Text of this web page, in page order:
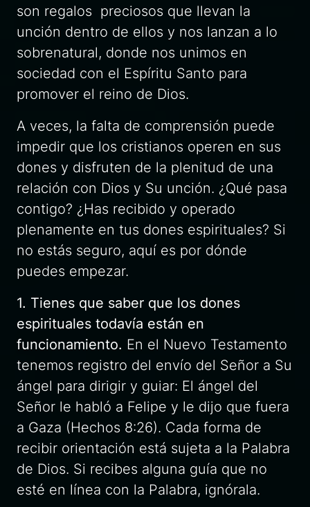
son regalos preciosos que llevan la
unción dentro de ellos y nos lanzan a lo
sobrenatural, donde nos unimos en
sociedad con el Espíritu Santo para
promover el reino de Dios.
A veces, la falta de comprensión puede
impedir que los cristianos operen en sus
dones y disfruten de la plenitud de una
relación con Dios y Su unción. ¿Qué pasa
contigo? ¿Has recibido y operado
plenamente en tus dones espirituales? Si
no estás seguro, aquí es por dónde
puedes empezar.
1. Tienes que saber que los dones
espirituales todavía están en
funcionamiento. En el Nuevo Testamento
tenemos registro del envío del Señor a Su
ángel para dirigir y guiar: El ángel del
Señor le habló a Felipe y le dijo que fuera
a Gaza (Hechos 8:26). Cada forma de
recibir orientación está sujeta a la Palabra
de Dios. Si recibes alguna guía que no
esté en línea con la Palabra, ignórala.